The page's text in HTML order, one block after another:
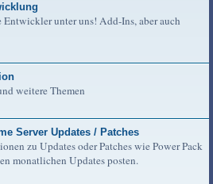
unter uns! Add-Ins, aber auch
weitere Themen
Server Updates / Patches
zu Updates oder Patches wie Power Pack
monatlichen Updates posten.